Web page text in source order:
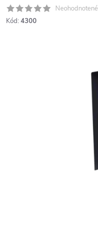
Neohodnotené
Kód: 4300